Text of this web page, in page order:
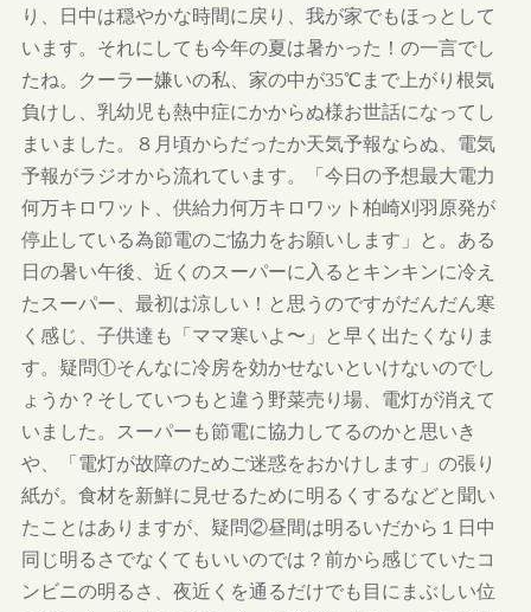
り、日中は穏やかな時間に戻り、我が家でもほっとして
います。それにしても今年の夏は暑かった！の一言でし
たね。クーラー嫌いの私、家の中が35℃まで上がり根気
負けし、乳幼児も熱中症にかからぬ様お世話になってし
まいました。８月頃からだったか天気予報ならぬ、電気
予報がラジオから流れています。「今日の予想最大電力
何万キロワット、供給力何万キロワット柏崎刈羽原発が
停止している為節電のご協力をお願いします」と。ある
日の暑い午後、近くのスーパーに入るとキンキンに冷え
たスーパー、最初は涼しい！と思うのですがだんだん寒
く感じ、子供達も「ママ寒いよ〜」と早く出たくなりま
す。疑問①そんなに冷房を効かせないといけないのでし
ょうか？そしていつもと違う野菜売り場、電灯が消えて
いました。スーパーも節電に協力してるのかと思いき
や、「電灯が故障のためご迷惑をおかけします」の張り
紙が。食材を新鮮に見せるために明るくするなどと聞い
たことはありますが、疑問②昼間は明るいだから１日中
同じ明るさでなくてもいいのでは？前から感じていたコ
ンビニの明るさ、夜近くを通るだけでも目にまぶしい位